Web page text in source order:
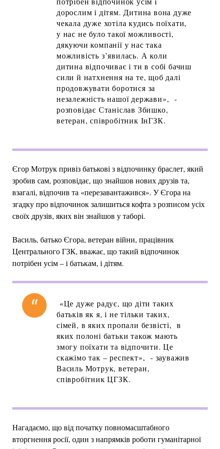
дорослим і дітям. Дитина вона дуже
чекала дуже хотіла кудись поїхати,
у нас не було такої можливості,
дякуючи компанії у нас така
можливість з’явилась. А коли
дитина відпочиває і ти в собі бачиш
сили й натхнення на те, щоб далі
продовжувати боротися за
незалежність нашої держави», -
розповідає Станіслав Збишко,
ветеран, співробітник ІнГЗК.
Єгор Мотрук привіз батькові з відпочинку браслет, який
зробив сам, розповідає, що знайшов нових друзів та,
взагалі, відпочив та «перезавантажився». У Єгора на
згадку про відпочинок залишиться кофта з розписом усіх
своїх друзів, яких він знайшов у таборі.
Василь, батько Єгора, ветеран війни, працівник
Центрального ГЗК, вважає, що такий відпочинок
потрібен усім – і батькам, і дітям.
«Це дуже радує, що діти таких
батьків як я, і не тільки таких,
сімей, в яких пропали безвісті, в
яких полоні батьки також мають
змогу поїхати та відпочити. Це
скажімо так – респект», - зауважив
Василь Мотрук, ветеран,
співробітник ЦГЗК.
Нагадаємо, що від початку повномасштабного
вторгнення росії, один з напрямків роботи гуманітарної